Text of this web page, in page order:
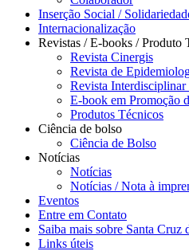
Inserção Social /
Internacionalização
Revistas / E-books / Produto
Revista Cinergis
Revista de
Revista Interdisciplinar
E-book em Promoção
Produtos Técnicos
Ciência de bolso
Ciência de Bolso
Notícias
Notícias
Notícias / Nota à
Eventos
Entre em Contato
Saiba mais sobre Santa Cruz
Links úteis